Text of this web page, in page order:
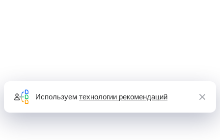
Используем технологии рекомендаций